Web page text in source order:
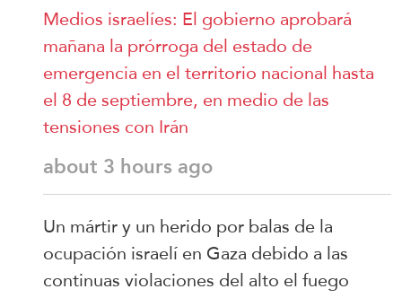
Medios israelíes: El gobierno aprobará
mañana la prórroga del estado de
emergencia en el territorio nacional hasta
el 8 de septiembre, en medio de las
tensiones con Irán
about 3 hours ago
Un mártir y un herido por balas de la
ocupación israelí en Gaza debido a las
continuas violaciones del alto el fuego